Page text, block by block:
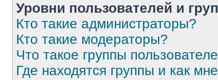
Уровни пользователей и
Кто такие администраторы?
Кто такие модераторы?
Что такое группы
Где находятся группы и как